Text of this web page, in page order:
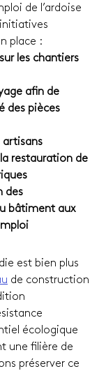
de l’ardoise
place :
les chantiers
afin de
des pièces
artisans
restauration de
des
bâtiment aux
est bien plus
de construction
écologique
une filière de
préserver ce